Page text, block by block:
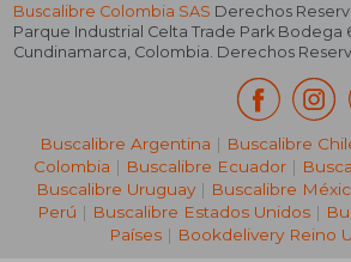
Buscalibre Colombia SAS Derechos
Parque Industrial Celta Trade Park Bodega
Cundinamarca, Colombia. Derechos
Buscalibre Argentina | Buscalibre
Colombia | Buscalibre Ecuador |
Buscalibre Uruguay| Buscalibre
Perú | Buscalibre Estados Unidos|
Países | Bookdelivery Reino